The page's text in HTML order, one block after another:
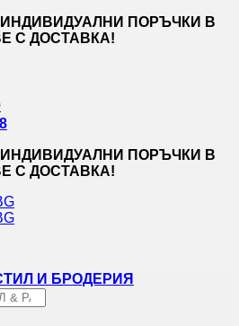
ПОРЪЧКИ В
С ДОСТАВКА!
ПОРЪЧКИ В
С ДОСТАВКА!
И БРОДЕРИЯ